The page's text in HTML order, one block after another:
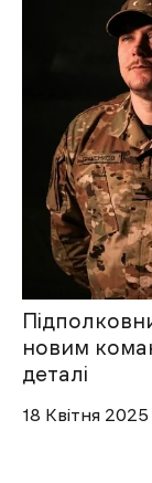
новим
деталі
18 Квітня